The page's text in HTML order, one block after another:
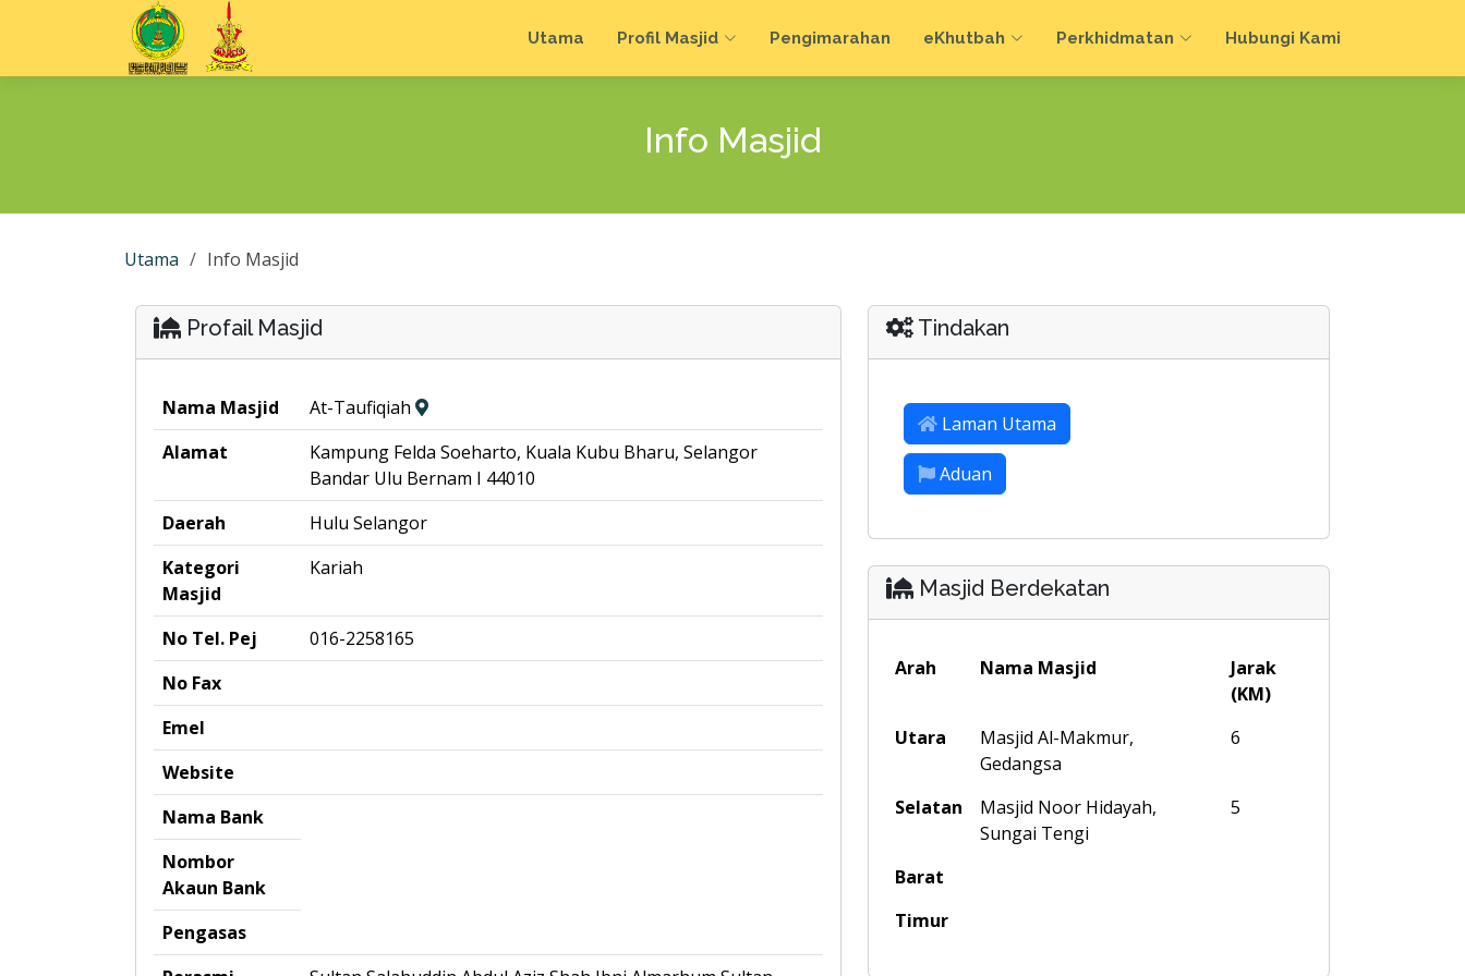
Utama Profil Masjid Pengimarahan eKhutbah Perkhidmatan Hubungi Kami
Info Masjid
Utama Info Masjid
Profail Masjid
Nama Masjid
At-Taufiqiah
Alamat
Kampung Felda Soeharto, Kuala Kubu Bharu, Selangor
Bandar Ulu Bernam I 44010
Daerah
Hulu Selangor
Kategori
Masjid
Kariah
No Tel. Pej
016-2258165
No Fax
Emel
Website
Nama Bank
Nombor
Akaun Bank
Pengasas
Tindakan
Laman Utama
Aduan
Masjid Berdekatan
Arah Nama Masjid
Jarak
(KM)
Utara
Masjid Al-Makmur,
Gedangsa
6
Selatan
Masjid Noor Hidayah,
Sungai Tengi
5
Barat
Timur